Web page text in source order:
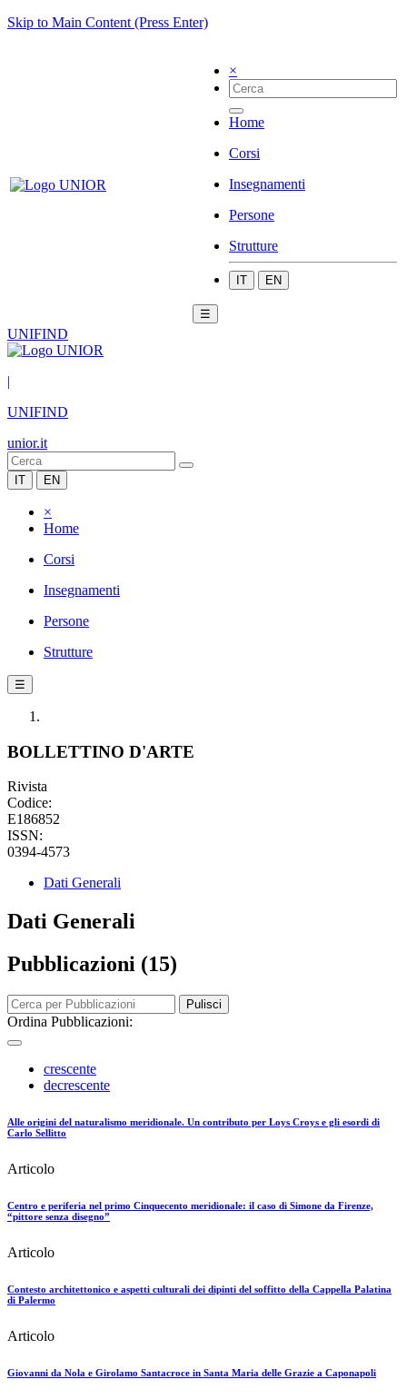
Skip to Main Content (Press Enter)
×
Home
Corsi
Insegnamenti
Persone
Strutture
IT EN
☰
UNIFIND
|
UNIFIND
unior.it
IT EN
×
Home
Corsi
Insegnamenti
Persone
Strutture
☰
BOLLETTINO D'ARTE
Rivista
Codice:
E186852
ISSN:
0394-4573
Dati Generali
Dati Generali
Pubblicazioni (15)
Pulisci
Ordina Pubblicazioni:
crescente
decrescente
Alle origini del naturalismo meridionale. Un contributo per Loys Croys e gli esordi di
Carlo Sellitto
Articolo
Centro e periferia nel primo Cinquecento meridionale: il caso di Simone da Firenze,
“pittore senza disegno”
Articolo
Contesto architettonico e aspetti culturali dei dipinti del soffitto della Cappella Palatina
di Palermo
Articolo
Giovanni da Nola e Girolamo Santacroce in Santa Maria delle Grazie a Caponapoli